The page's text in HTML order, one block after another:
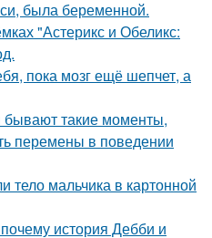
была беременной.
"Астерикс и Обеликс:
пока мозг ещё шепчет, а
такие моменты,
перемены в поведении
тело мальчика в картонной
история Дебби и